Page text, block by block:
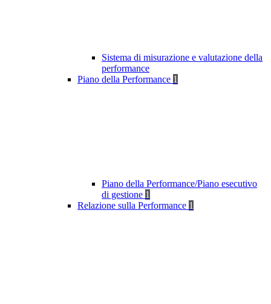
Sistema di misurazione e valutazione della
performance
Piano della Performance 1
Piano della Performance/Piano esecutivo
di gestione 1
Relazione sulla Performance 1